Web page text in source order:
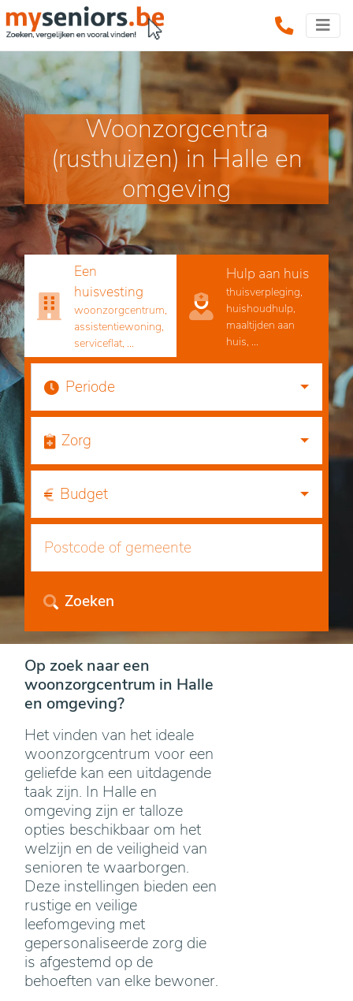
Woonzorgcentra
(rusthuizen) in Halle en
omgeving
Een
huisvesting
woonzorgcentrum,
assistentiewoning,
serviceflat, ...
Hulp aan huis
thuisverpleging,
huishoudhulp,
maaltijden aan
huis, ...
Periode
Zorg
Budget
Zoeken
Op zoek naar een
woonzorgcentrum in Halle
en omgeving?
Het vinden van het ideale
woonzorgcentrum voor een
geliefde kan een uitdagende
taak zijn. In Halle en
omgeving zijn er talloze
opties beschikbaar om het
welzijn en de veiligheid van
senioren te waarborgen.
Deze instellingen bieden een
rustige en veilige
leefomgeving met
gepersonaliseerde zorg die
is afgestemd op de
behoeften van elke bewoner.